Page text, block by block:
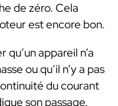
de zéro. Cela
est encore bon.
appareil n’a
ou qu’il n’y a pas
du courant
son passage.